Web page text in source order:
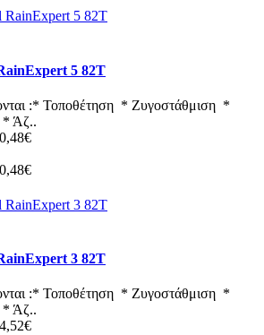
5 82T
:* Τοποθέτηση * Ζυγοστάθμιση *
* Άζ..
3 82T
:* Τοποθέτηση * Ζυγοστάθμιση *
* Άζ..